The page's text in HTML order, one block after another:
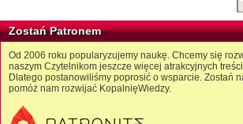
Zostań Patronem
Od 2006 roku popularyzujemy naukę. Chcemy się
naszym Czytelnikom jeszcze więcej atrakcyjnych
Dlatego postanowiliśmy poprosić o wsparcie. Zostań
pomóż nam rozwijać KopalnięWiedzy.